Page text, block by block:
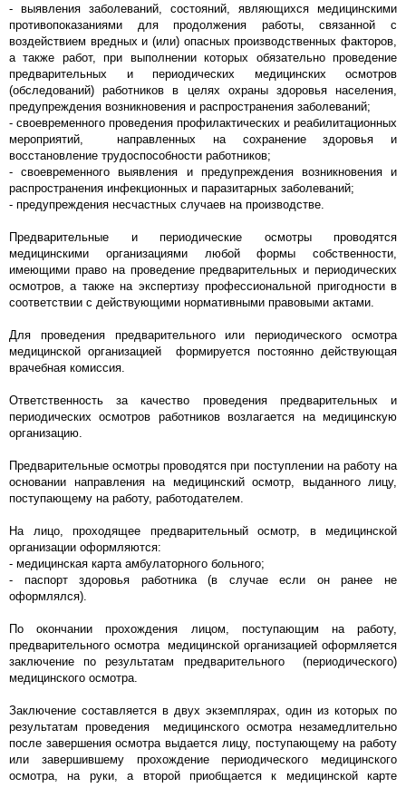
- выявления заболеваний, состояний, являющихся медицинскими
противопоказаниями для продолжения работы, связанной с
воздействием вредных и (или) опасных производственных факторов,
а также работ, при выполнении которых обязательно проведение
предварительных и периодических медицинских осмотров
(обследований) работников в целях охраны здоровья населения,
предупреждения возникновения и распространения заболеваний;
- своевременного проведения профилактических и реабилитационных
мероприятий, направленных на сохранение здоровья и
восстановление трудоспособности работников;
- своевременного выявления и предупреждения возникновения и
распространения инфекционных и паразитарных заболеваний;
- предупреждения несчастных случаев на производстве.
Предварительные и периодические осмотры проводятся
медицинскими организациями любой формы собственности,
имеющими право на проведение предварительных и периодических
осмотров, а также на экспертизу профессиональной пригодности в
соответствии с действующими нормативными правовыми актами.
Для проведения предварительного или периодического осмотра
медицинской организацией формируется постоянно действующая
врачебная комиссия.
Ответственность за качество проведения предварительных и
периодических осмотров работников возлагается на медицинскую
организацию.
Предварительные осмотры проводятся при поступлении на работу на
основании направления на медицинский осмотр, выданного лицу,
поступающему на работу, работодателем.
На лицо, проходящее предварительный осмотр, в медицинской
организации оформляются:
- медицинская карта амбулаторного больного;
- паспорт здоровья работника (в случае если он ранее не
оформлялся).
По окончании прохождения лицом, поступающим на работу,
предварительного осмотра медицинской организацией оформляется
заключение по результатам предварительного (периодического)
медицинского осмотра.
Заключение составляется в двух экземплярах, один из которых по
результатам проведения медицинского осмотра незамедлительно
после завершения осмотра выдается лицу, поступающему на работу
или завершившему прохождение периодического медицинского
осмотра, на руки, а второй приобщается к медицинской карте